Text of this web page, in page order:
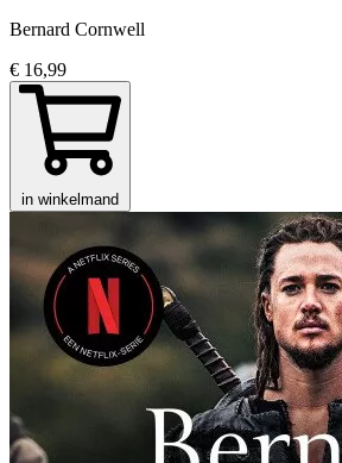
Bernard Cornwell
€ 16,99
in winkelmand